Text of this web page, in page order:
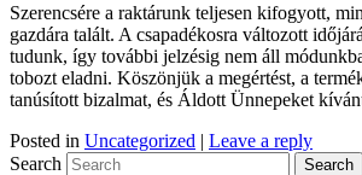
Szerencsére a raktárunk teljesen kifogyott,
gazdára talált. A csapadékosra változott
tudunk, így további jelzésig nem áll
tobozt eladni. Köszönjük a megértést, a
tanúsított bizalmat, és Áldott Ünnepeket
Posted in Uncategorized | Leave a reply
Search